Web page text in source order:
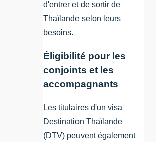
d'entrer et de sortir de
Thaïlande selon leurs
besoins.
Éligibilité pour les
conjoints et les
accompagnants
Les titulaires d'un visa
Destination Thaïlande
(DTV) peuvent également